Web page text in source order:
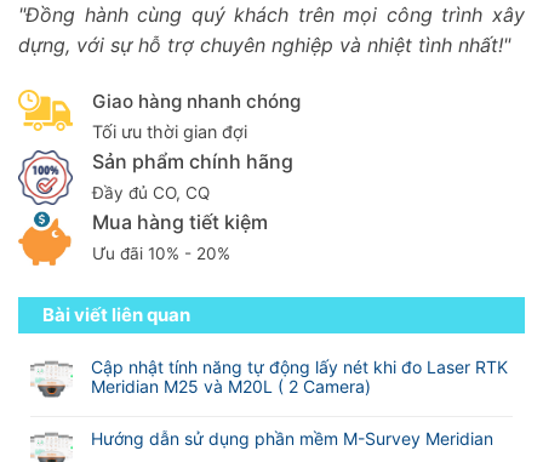
"Đồng hành cùng quý khách trên mọi công trình xây
dựng, với sự hỗ trợ chuyên nghiệp và nhiệt tình nhất!"
Giao hàng nhanh chóng
Tối ưu thời gian đợi
Sản phẩm chính hãng
Đầy đủ CO, CQ
Mua hàng tiết kiệm
Ưu đãi 10% - 20%
Bài viết liên quan
Cập nhật tính năng tự động lấy nét khi đo Laser RTK
Meridian M25 và M20L ( 2 Camera)
có
bình
Hướng dẫn sử dụng phần mềm M-Survey Meridian